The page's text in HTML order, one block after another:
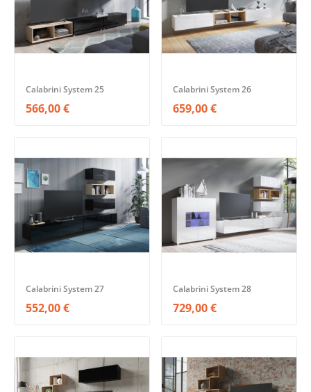
Calabrini System 25
566,00 €
Calabrini System 26
659,00 €
Calabrini System 27
552,00 €
Calabrini System 28
729,00 €